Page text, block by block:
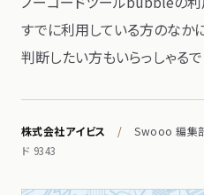
すでに​利用している​方の​なか
判断したい方も​いらっしゃるで
株式会社アイビス / Swooo 編集
ド 9343